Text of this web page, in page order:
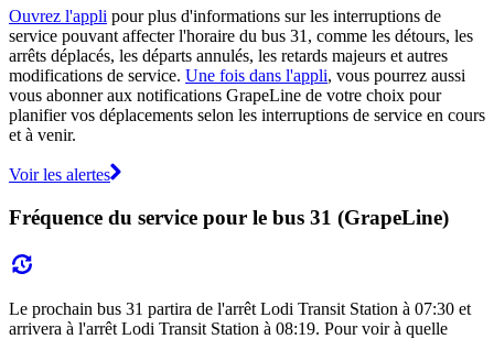
Ouvrez l'appli pour plus d'informations sur les interruptions de
service pouvant affecter l'horaire du bus 31, comme les détours, les
arrêts déplacés, les départs annulés, les retards majeurs et autres
modifications de service. Une fois dans l'appli, vous pourrez aussi
vous abonner aux notifications GrapeLine de votre choix pour
planifier vos déplacements selon les interruptions de service en cours
et à venir.
Voir les alertes
Fréquence du service pour le bus 31 (GrapeLine)
Le prochain bus 31 partira de l'arrêt Lodi Transit Station à 07:30 et
arrivera à l'arrêt Lodi Transit Station à 08:19. Pour voir à quelle